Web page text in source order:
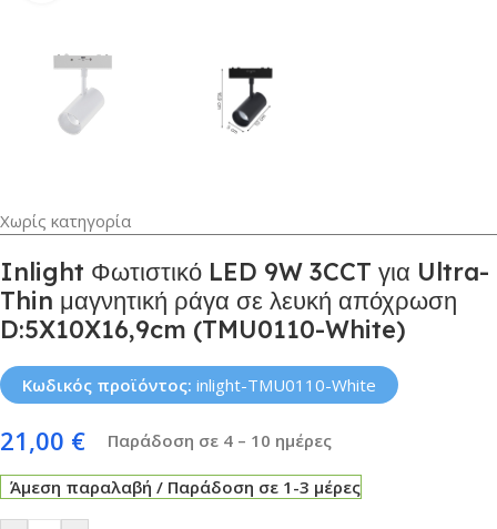
Χωρίς κατηγορία
Inlight Φωτιστικό LED 9W 3CCT για Ultra-
Thin μαγνητική ράγα σε λευκή απόχρωση
D:5X10X16,9cm (TMU0110-White)
Κωδικός προϊόντος: inlight-TMU0110-White
21,00 € Παράδοση σε 4 – 10 ημέρες
Άμεση παραλαβή / Παράδοση σε 1-3 μέρες